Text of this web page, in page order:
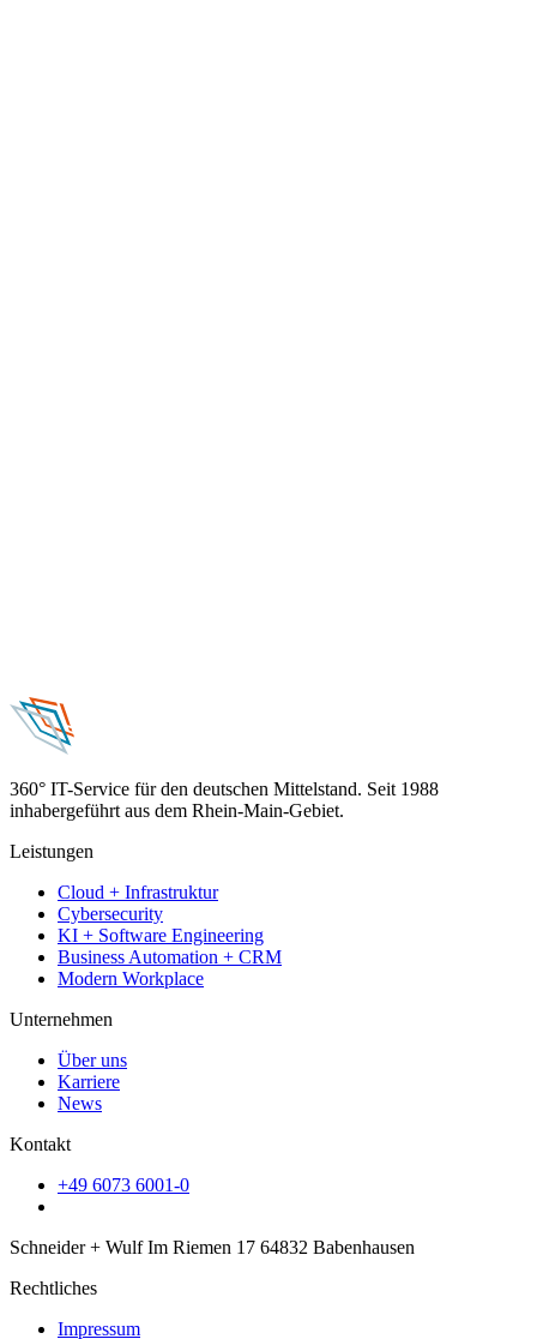
360° IT-Service für den deutschen Mittelstand. Seit 1988
inhabergeführt aus dem Rhein-Main-Gebiet.
Leistungen
Cloud + Infrastruktur
Cybersecurity
KI + Software Engineering
Business Automation + CRM
Modern Workplace
Unternehmen
Über uns
Karriere
News
Kontakt
+49 6073 6001-0
Schneider + Wulf Im Riemen 17 64832 Babenhausen
Rechtliches
Impressum